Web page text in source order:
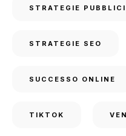
STRATEGIE
STRATEGIE SEO
SUCCESSO ONLINE
TIKTOK